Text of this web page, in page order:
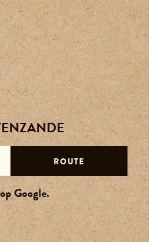
Activiteiten
Reserveren
Agenda
Contact
Over ons
Vacatures
ROUTE
Google.